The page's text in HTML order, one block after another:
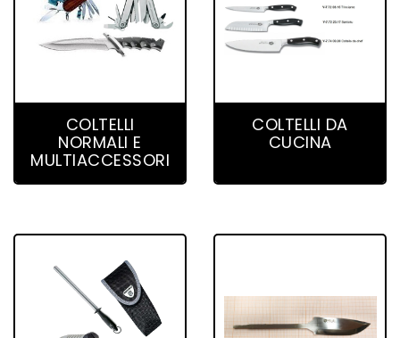
COLTELLI
NORMALI E
MULTIACCESSORI
COLTELLI DA
CUCINA